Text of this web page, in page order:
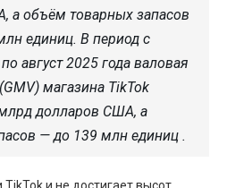
а объём товарных запасов
единиц. В период с
август 2025 года валовая
магазина TikTok
долларов США, а
— до 139 млн единиц .